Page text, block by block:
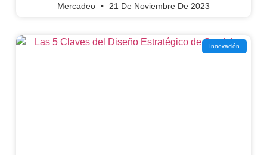
Mercadeo 21 De Noviembre De 2023
Innovación